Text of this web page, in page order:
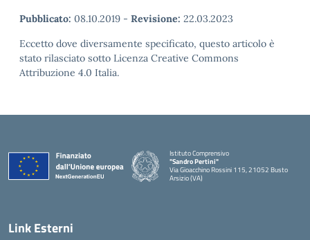
Pubblicato: 08.10.2019 - Revisione: 22.03.2023
Eccetto dove diversamente specificato, questo articolo è
stato rilasciato sotto Licenza Creative Commons
Attribuzione 4.0 Italia.
Istituto Comprensivo
"Sandro Pertini"
Via Gioacchino Rossini 115, 21052 Busto
Arsizio (VA)
Link Esterni